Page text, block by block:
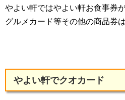
やよい軒ではやよい軒お食事券
グルメカード等その他の商品券
やよい軒でクオカード